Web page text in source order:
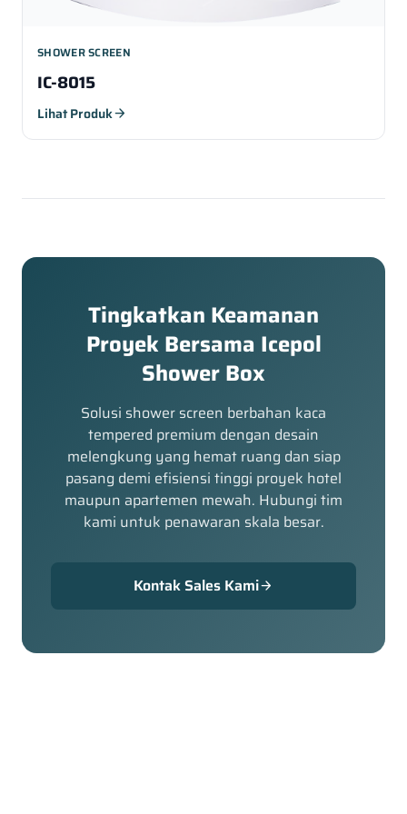
SHOWER SCREEN
IC-8015
Lihat Produkarrow_forward
Tingkatkan Keamanan
Proyek Bersama Icepol
Shower Box
Solusi shower screen berbahan kaca
tempered premium dengan desain
melengkung yang hemat ruang dan siap
pasang demi efisiensi tinggi proyek hotel
maupun apartemen mewah. Hubungi tim
kami untuk penawaran skala besar.
Kontak Sales Kamiarrow_forward